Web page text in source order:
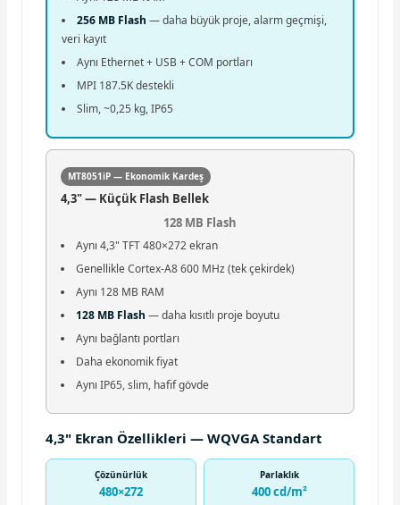
256 MB Flash — daha büyük proje, alarm geçmişi,
veri kayıt
Aynı Ethernet + USB + COM portları
MPI 187.5K destekli
Slim, ~0,25 kg, IP65
MT8051iP — Ekonomik Kardeş
4,3" — Küçük Flash Bellek
128 MB Flash
Aynı 4,3" TFT 480×272 ekran
Genellikle Cortex-A8 600 MHz (tek çekirdek)
Aynı 128 MB RAM
128 MB Flash — daha kısıtlı proje boyutu
Aynı bağlantı portları
Daha ekonomik fiyat
Aynı IP65, slim, hafif gövde
4,3" Ekran Özellikleri — WQVGA Standart
Çözünürlük
480×272
Parlaklık
400 cd/m²